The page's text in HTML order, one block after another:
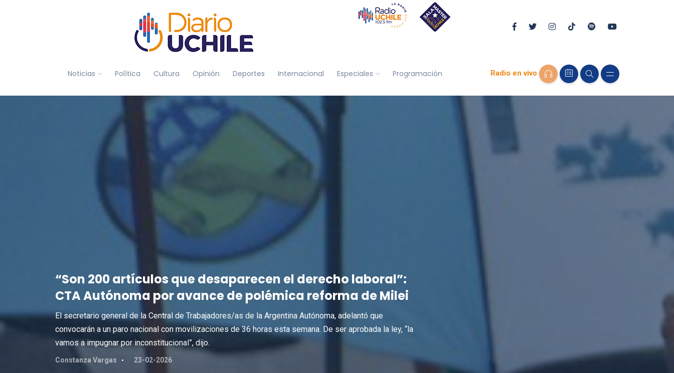
Noticias Política Cultura Opinión Deportes Internacional Especiales Programación Radio en vivo
“Son 200 artículos que desaparecen el derecho laboral”:
CTA Autónoma por avance de polémica reforma de Milei
El secretario general de la Central de Trabajadores/as de la Argentina Autónoma, adelantó que
convocarán a un paro nacional con movilizaciones de 36 horas esta semana. De ser aprobada la ley, “la
vamos a impugnar por inconstitucional”, dijo.
Constanza Vargas 23-02-2026